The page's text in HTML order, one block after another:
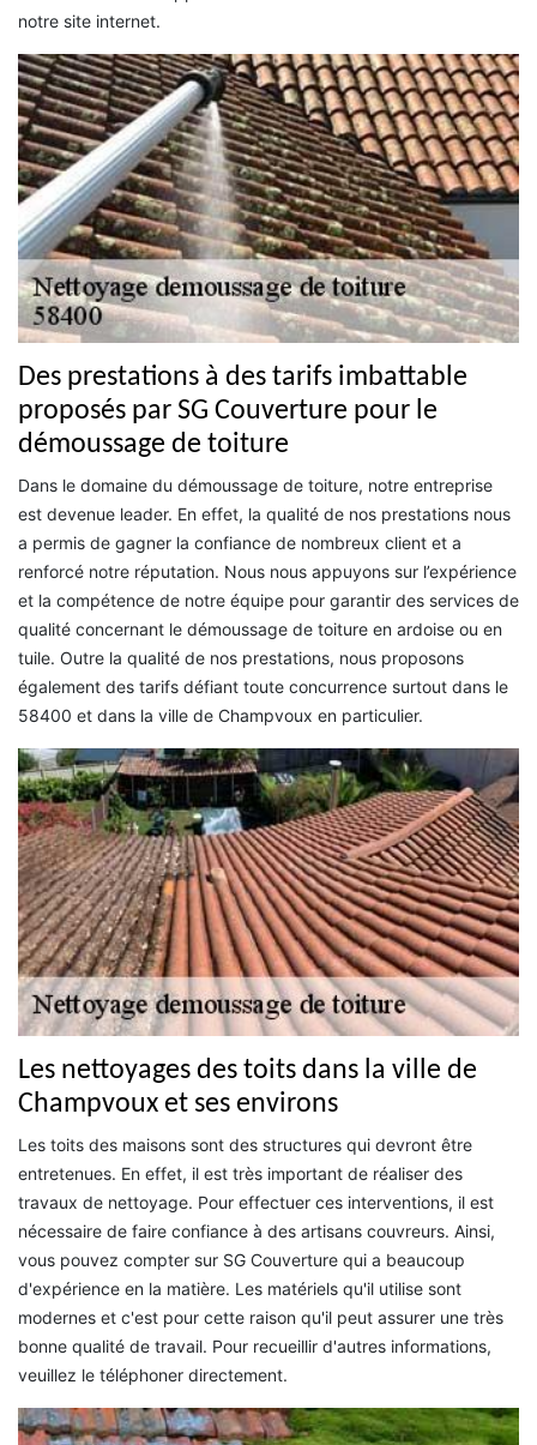
notre site internet.
Des prestations à des tarifs imbattable
proposés par SG Couverture pour le
démoussage de toiture
Dans le domaine du démoussage de toiture, notre entreprise
est devenue leader. En effet, la qualité de nos prestations nous
a permis de gagner la confiance de nombreux client et a
renforcé notre réputation. Nous nous appuyons sur l’expérience
et la compétence de notre équipe pour garantir des services de
qualité concernant le démoussage de toiture en ardoise ou en
tuile. Outre la qualité de nos prestations, nous proposons
également des tarifs défiant toute concurrence surtout dans le
58400 et dans la ville de Champvoux en particulier.
Les nettoyages des toits dans la ville de
Champvoux et ses environs
Les toits des maisons sont des structures qui devront être
entretenues. En effet, il est très important de réaliser des
travaux de nettoyage. Pour effectuer ces interventions, il est
nécessaire de faire confiance à des artisans couvreurs. Ainsi,
vous pouvez compter sur SG Couverture qui a beaucoup
d'expérience en la matière. Les matériels qu'il utilise sont
modernes et c'est pour cette raison qu'il peut assurer une très
bonne qualité de travail. Pour recueillir d'autres informations,
veuillez le téléphoner directement.